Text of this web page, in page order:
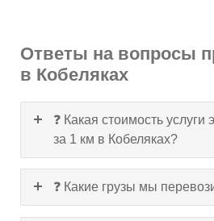
Ответы на вопросы
в Кобеляках
❓ Какая стоимость услуги
за 1 км в Кобеляках?
❓ Какие грузы мы